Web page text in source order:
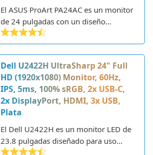
El ASUS ProArt PA24AC es un monitor
de 24 pulgadas con un diseño
profesional enfocado en el trabajo
creativo. Presentado por ASUS, un
fabricante muy conocido de paneles
profesionales de alta calidad, es un
monitor ideal para diseñadores
gráficos, fotógrafos y creativos
multimedia que buscan una pantalla
precisa y funcional con excelente
reproducción del color y detalles.
Dell U2422H UltraSharp 24" Full
HD (1920x1080) Monitor, 60Hz,
IPS, 5ms, 100% sRGB, 2x USB-C,
2x DisplayPort, HDMI, 3x USB,
Plata
El Dell U2422H es un monitor LED de
23.8 pulgadas diseñado para uso
profesional y doméstico. En esta